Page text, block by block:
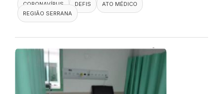
CORONAVÍRUS
DEFIS
ATO MÉDICO
REGIÃO SERRANA